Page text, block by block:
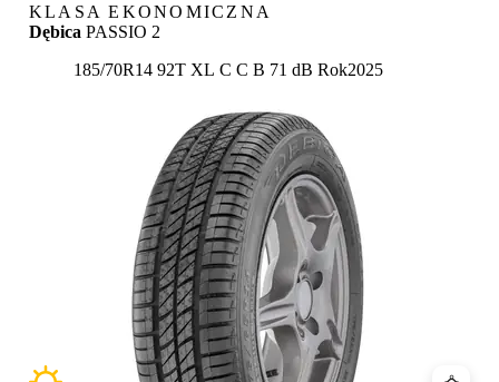
KLASA EKONOMICZNA
Dębica PASSIO 2
185/70R14 92T XL Etykieta:
C C B 71 dB Rok2025